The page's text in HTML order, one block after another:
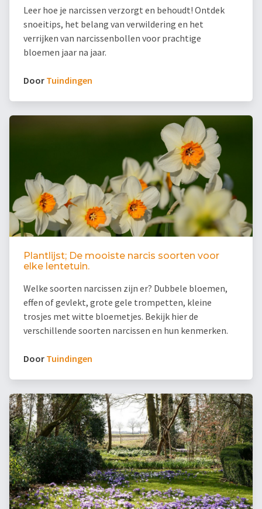
Leer hoe je narcissen verzorgt en behoudt! Ontdek
snoeitips, het belang van verwildering en het
verrijken van narcissenbollen voor prachtige
bloemen jaar na jaar.
Door Tuindingen
Plantlijst; De mooiste narcis soorten voor
elke lentetuin.
Welke soorten narcissen zijn er? Dubbele bloemen,
effen of gevlekt, grote gele trompetten, kleine
trosjes met witte bloemetjes. Bekijk hier de
verschillende soorten narcissen en hun kenmerken.
Door Tuindingen